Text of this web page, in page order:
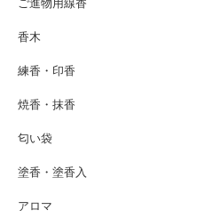
ご進物用線香
香木
練香・印香
焼香・抹香
匂い袋
塗香・塗香入
アロマ